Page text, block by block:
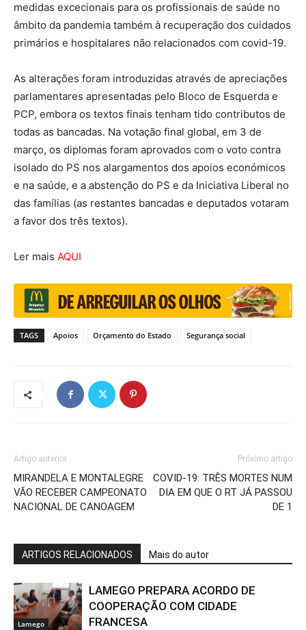
medidas excecionais para os profissionais de saúde no
âmbito da pandemia também à recuperação dos cuidados
primários e hospitalares não relacionados com covid-19.
As alterações foram introduzidas através de apreciações
parlamentares apresentadas pelo Bloco de Esquerda e
PCP, embora os textos finais tenham tido contributos de
todas as bancadas. Na votação final global, em 3 de
março, os diplomas foram aprovados com o voto contra
isolado do PS nos alargamentos dos apoios económicos
e na saúde, e a abstenção do PS e da Iniciativa Liberal no
das famílias (as restantes bancadas e deputados votaram
a favor dos três textos).
Ler mais AQUI
TAGS Apoios Orçamento do Estado Segurança social
Artigo anterior
MIRANDELA E MONTALEGRE
VÃO RECEBER CAMPEONATO
NACIONAL DE CANOAGEM
Próximo artigo
COVID-19: TRÊS MORTES NUM
DIA EM QUE O RT JÁ PASSOU
DE 1
ARTIGOS RELACIONADOS Mais do autor
Lamego
LAMEGO PREPARA ACORDO DE
COOPERAÇÃO COM CIDADE
FRANCESA